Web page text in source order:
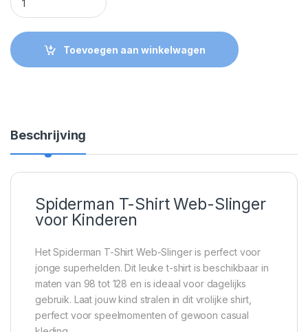
Toevoegen aan winkelwagen
Beschrijving
Spiderman T-Shirt Web-Slinger
voor Kinderen
Het Spiderman T-Shirt Web-Slinger is perfect voor
jonge superhelden. Dit leuke t-shirt is beschikbaar in
maten van 98 tot 128 en is ideaal voor dagelijks
gebruik. Laat jouw kind stralen in dit vrolijke shirt,
perfect voor speelmomenten of gewoon casual